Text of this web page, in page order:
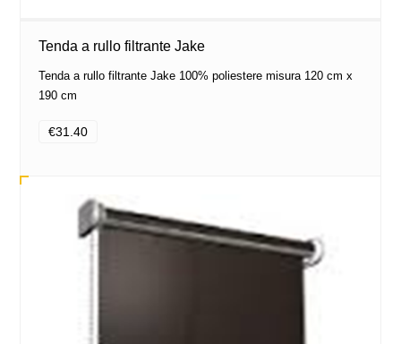
Tenda a rullo filtrante Jake
Tenda a rullo filtrante Jake 100% poliestere misura 120 cm x
190 cm
€31.40